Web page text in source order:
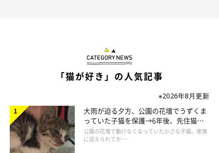
「猫が好き」の人気記事
※2026年8月更新
大雨が迫る夕方、公園の花壇でうずくま
っていた子猫を保護→6年後、先住猫
と“姉妹”のような関係に
公園の花壇で動けなくなっていた小さな子猫。家族
に迎えられてか …